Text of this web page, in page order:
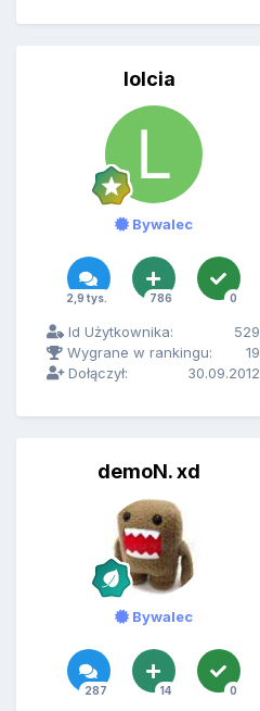
lolcia
Bywalec
2,9 tys. 786 0
Id Użytkownika:
529
Wygrane w rankingu:
19
Dołączył:
30.09.2012
demoN. xd
Bywalec
287 14 0